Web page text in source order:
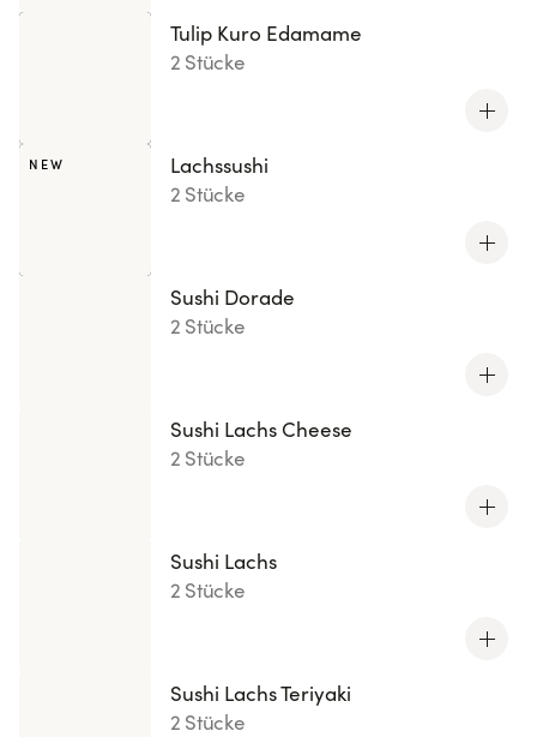
Tulip Kuro Edamame
2 Stücke
NEW
Lachssushi
2 Stücke
Sushi Dorade
2 Stücke
Sushi Lachs Cheese
2 Stücke
Sushi Lachs
2 Stücke
Sushi Lachs Teriyaki
2 Stücke